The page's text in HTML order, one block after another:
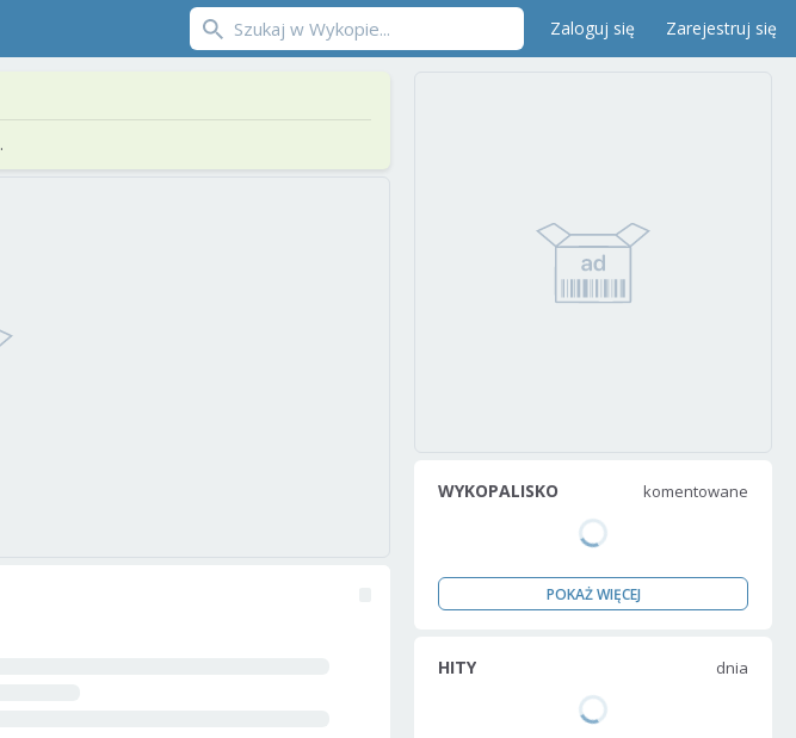
Zaloguj się Zarejestruj się
.
WYKOPALISKO komentowane
POKAŻ WIĘCEJ
HITY dnia